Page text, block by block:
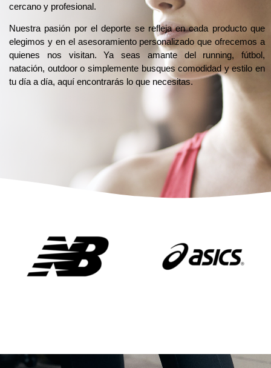
cercano y profesional.
Nuestra pasión por el deporte se refleja en cada producto que
elegimos y en el asesoramiento personalizado que ofrecemos a
quienes nos visitan. Ya seas amante del running, fútbol,
natación, outdoor o simplemente busques comodidad y estilo en
tu día a día, aquí encontrarás lo que necesitas.